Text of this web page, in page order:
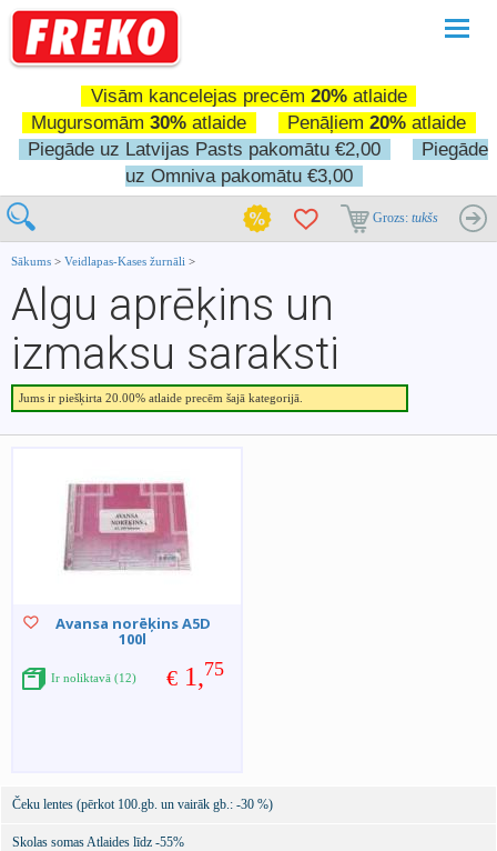
Visām kancelejas precēm 20%atlaide
Mugursomām 30% atlaide Penāļiem 20% atlaide
Piegāde uz Latvijas Pasts pakomātu €2,00
Piegāde
uz Omniva pakomātu €3,00
Grozs: tukšs
Sākums > Veidlapas-Kases žurnāli >
Algu aprēķins un
izmaksu saraksti
Jums ir piešķirta 20.00% atlaide precēm šajā kategorijā.
Avansa norēķins A5D
100l
€ 1,75
Ir noliktavā (12)
Čeku lentes (pērkot 100.gb. un vairāk gb.: -30 %)
Skolas somas Atlaides līdz -55%